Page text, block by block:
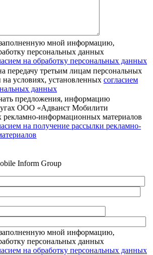
мной информацию,
персональных данных
на обработку персональных данных
передачу третьим лицам персональных
условиях, установленных согласием
данных
предложения, информацию
ООО «Адванст Мобилити
информационных материалов
на получение рассылки рекламно-
Inform Group
мной информацию,
персональных данных
на обработку персональных данных